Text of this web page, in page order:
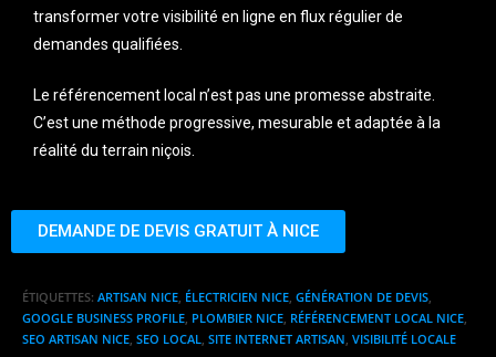
transformer votre visibilité en ligne en flux régulier de
demandes qualifiées.
Le référencement local n’est pas une promesse abstraite.
C’est une méthode progressive, mesurable et adaptée à la
réalité du terrain niçois.
DEMANDE DE DEVIS GRATUIT À NICE
ÉTIQUETTES: ARTISAN NICE, ÉLECTRICIEN NICE, GÉNÉRATION DE DEVIS,
GOOGLE BUSINESS PROFILE, PLOMBIER NICE, RÉFÉRENCEMENT LOCAL NICE,
SEO ARTISAN NICE, SEO LOCAL, SITE INTERNET ARTISAN, VISIBILITÉ LOCALE